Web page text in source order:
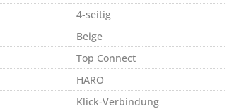
4-seitig
Beige
Top Connect
HARO
Klick-Verbindung